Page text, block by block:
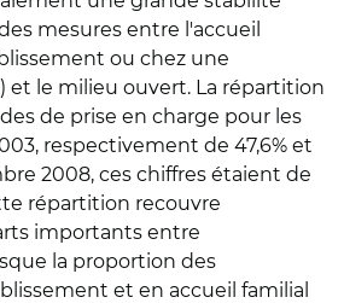
mesures entre l'accueil
ou chez une
et le milieu ouvert. La répartition
de prise en charge pour les
respectivement de 47,6% et
2008, ces chiffres étaient de
répartition recouvre
importants entre
la proportion des
et en accueil familial